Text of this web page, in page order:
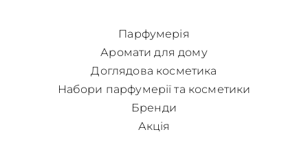
Парфумерія
Аромати для дому
Доглядова косметика
Набори парфумерії та косметики
Бренди
Акція